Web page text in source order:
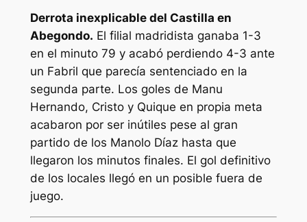
Derrota inexplicable del Castilla en
Abegondo. El filial madridista ganaba 1-3
en el minuto 79 y acabó perdiendo 4-3 ante
un Fabril que parecía sentenciado en la
segunda parte. Los goles de Manu
Hernando, Cristo y Quique en propia meta
acabaron por ser inútiles pese al gran
partido de los Manolo Díaz hasta que
llegaron los minutos finales. El gol definitivo
de los locales llegó en un posible fuera de
juego.